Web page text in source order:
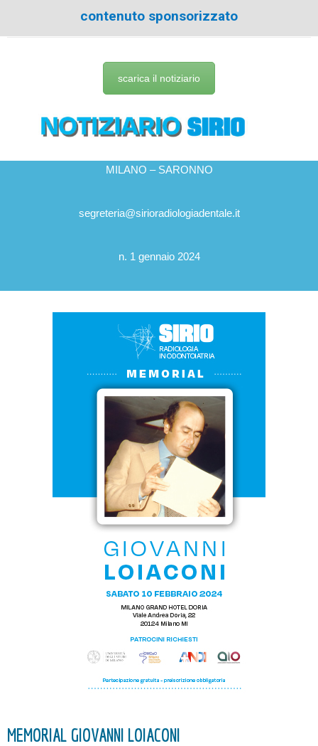
contenuto sponsorizzato
scarica il notiziario
MILANO – SARONNO
segreteria@sirioradiologiadentale.it
n. 1 gennaio 2024
MEMORIAL GIOVANNI LOIACONI